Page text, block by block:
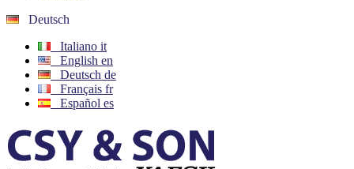
Deutsch
Italiano it
English en
Deutsch de
Français fr
Español es